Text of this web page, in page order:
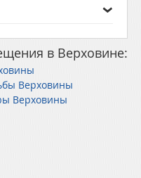
в Верховине:
Верховины
Верховины